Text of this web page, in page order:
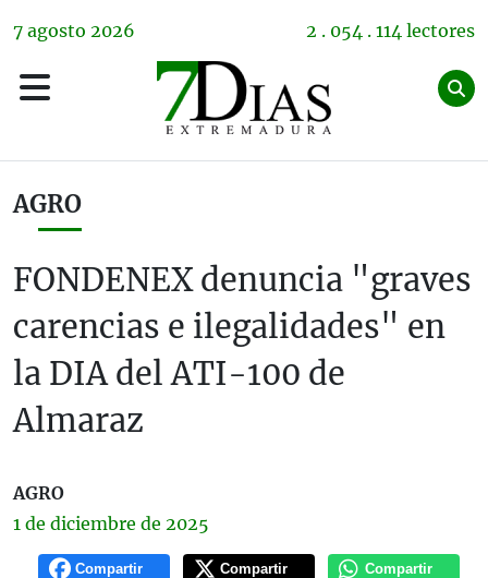
7 agosto 2026 2 . 054 . 114 lectores
AGRO
FONDENEX denuncia "graves
carencias e ilegalidades" en
la DIA del ATI-100 de
Almaraz
AGRO
1 de diciembre de 2025
Compartir Compartir Compartir